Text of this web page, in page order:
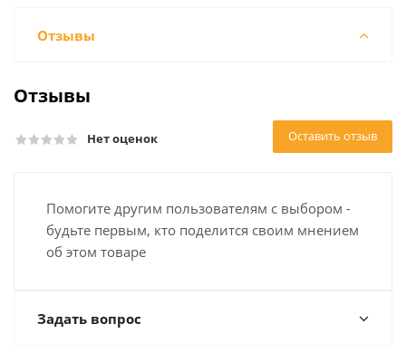
Отзывы
Отзывы
Нет оценок Оставить отзыв
Помогите другим пользователям с выбором -
будьте первым, кто поделится своим мнением
об этом товаре
Задать вопрос